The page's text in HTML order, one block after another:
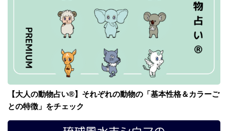
【大人の動物占い®】それぞれの動物の「基本性格＆カラーご
との特徴」をチェック